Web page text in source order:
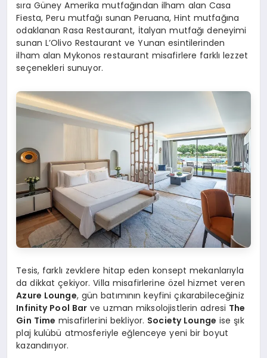
sıra Güney Amerika mutfağından ilham alan Casa
Fiesta, Peru mutfağı sunan Peruana, Hint mutfağına
odaklanan Rasa Restaurant, İtalyan mutfağı deneyimi
sunan L’Olivo Restaurant ve Yunan esintilerinden
ilham alan Mykonos restaurant misafirlere farklı lezzet
seçenekleri sunuyor.
Tesis, farklı zevklere hitap eden konsept mekanlarıyla
da dikkat çekiyor. Villa misafirlerine özel hizmet veren
Azure Lounge, gün batımının keyfini çıkarabileceğiniz
Infinity Pool Bar ve uzman miksolojistlerin adresi The
Gin Time misafirlerini bekliyor. Society Lounge ise şık
plaj kulübü atmosferiyle eğlenceye yeni bir boyut
kazandırıyor.